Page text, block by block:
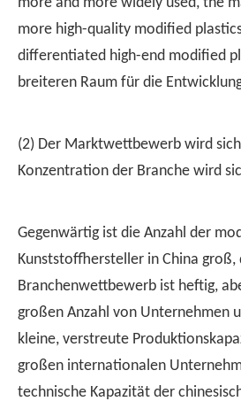
more high-quality modified
differentiated high-end modified
breiteren Raum für die
(2) Der Marktwettbewerb wird
Konzentration der Branche wird
Gegenwärtig ist die Anzahl der
Kunststoffhersteller in China groß,
Branchenwettbewerb ist heftig,
großen Anzahl von Unternehmen
kleine, verstreute
großen internationalen
technische Kapazität der